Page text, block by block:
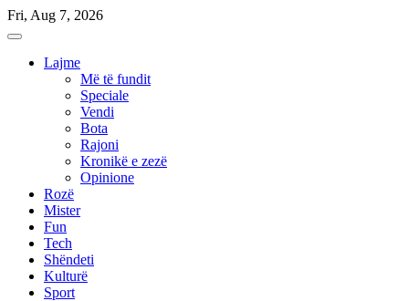
Skip
to
Fri, Aug 7, 2026
Lajme
Më të fundit
Speciale
Vendi
Bota
Rajoni
Kronikë e zezë
Opinione
Rozë
Mister
Fun
Tech
Shëndeti
Kulturë
Sport